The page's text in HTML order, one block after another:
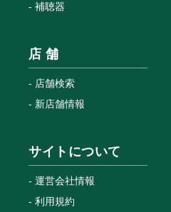
補聴器
店 舗
店舗検索
新店舗情報
サイトについて
運営会社情報
利用規約